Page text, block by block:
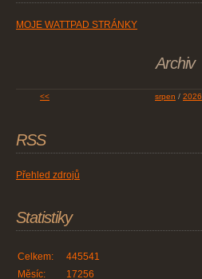
MOJE WATTPAD STRÁNKY
Archiv
<< srpen / 2026
RSS
Přehled zdrojů
Statistiky
Celkem:
445541
Měsíc:
17256